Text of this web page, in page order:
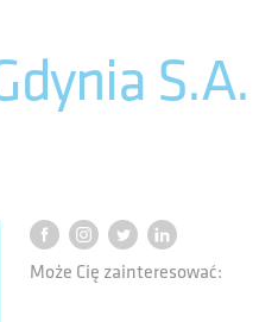
S.A.
Może Cię zainteresować: